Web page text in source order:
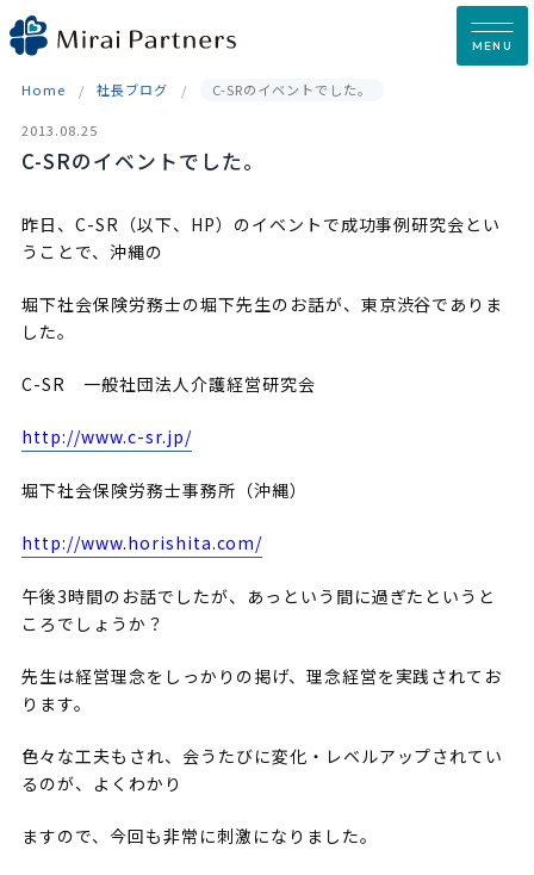
Skip
to
MENU
Home 社長ブログ C-SRのイベントでした。
2013.08.25
C-SRのイベントでした。
昨日、C-SR（以下、HP）のイベントで成功事例研究会とい
うことで、沖縄の
堀下社会保険労務士の堀下先生のお話が、東京渋谷でありま
した。
C-SR 一般社団法人介護経営研究会
http://www.c-sr.jp/
堀下社会保険労務士事務所（沖縄）
http://www.horishita.com/
午後3時間のお話でしたが、あっという間に過ぎたというと
ころでしょうか？
先生は経営理念をしっかりの掲げ、理念経営を実践されてお
ります。
色々な工夫もされ、会うたびに変化・レベルアップされてい
るのが、よくわかり
ますので、今回も非常に刺激になりました。